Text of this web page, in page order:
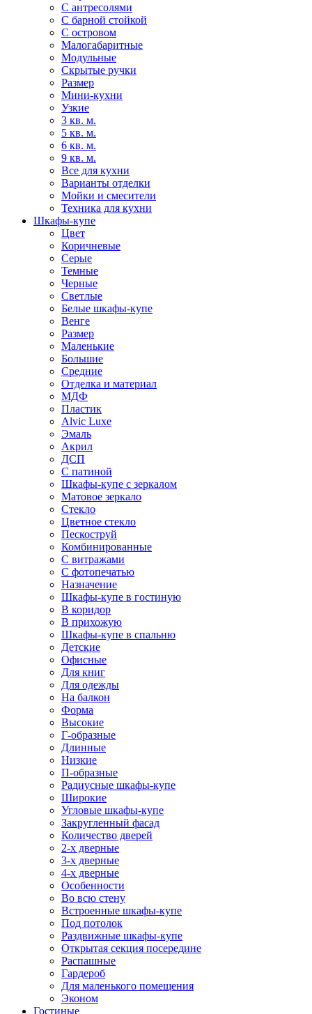
С антресолями
С барной стойкой
С островом
Малогабаритные
Модульные
Скрытые ручки
Размер
Мини-кухни
Узкие
3 кв. м.
5 кв. м.
6 кв. м.
9 кв. м.
Все для кухни
Варианты отделки
Мойки и смесители
Техника для кухни
Шкафы-купе
Цвет
Коричневые
Серые
Темные
Черные
Светлые
Белые шкафы-купе
Венге
Размер
Маленькие
Большие
Средние
Отделка и материал
МДФ
Пластик
Alvic Luxe
Эмаль
Акрил
ДСП
С патиной
Шкафы-купе с зеркалом
Матовое зеркало
Стекло
Цветное стекло
Пескоструй
Комбинированные
С витражами
С фотопечатью
Назначение
Шкафы-купе в гостиную
В коридор
В прихожую
Шкафы-купе в спальню
Детские
Офисные
Для книг
Для одежды
На балкон
Форма
Высокие
Г-образные
Длинные
Низкие
П-образные
Радиусные шкафы-купе
Широкие
Угловые шкафы-купе
Закругленный фасад
Количество дверей
2-х дверные
3-х дверные
4-х дверные
Особенности
Во всю стену
Встроенные шкафы-купе
Под потолок
Раздвижные шкафы-купе
Открытая секция посередине
Распашные
Гардероб
Для маленького помещения
Эконом
Гостиные